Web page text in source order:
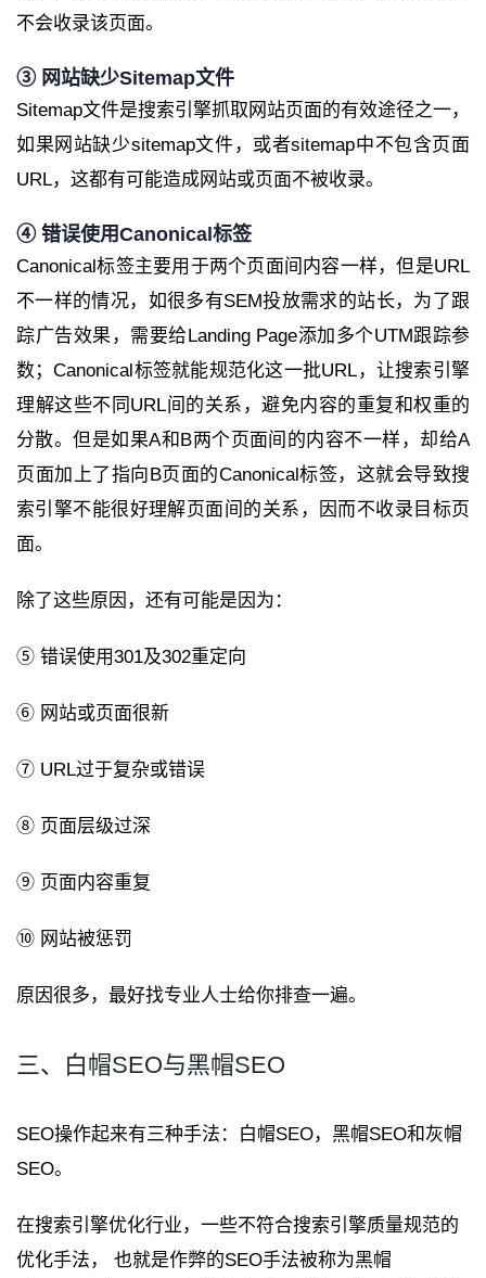
不会收录该页面。
③ 网站缺少Sitemap文件
Sitemap文件是搜索引擎抓取网站页面的有效途径之一，
如果网站缺少sitemap文件，或者sitemap中不包含页面
URL，这都有可能造成网站或页面不被收录。
④ 错误使用Canonical标签
Canonical标签主要用于两个页面间内容一样，但是URL
不一样的情况，如很多有SEM投放需求的站长，为了跟
踪广告效果，需要给Landing Page添加多个UTM跟踪参
数；Canonical标签就能规范化这一批URL，让搜索引擎
理解这些不同URL间的关系，避免内容的重复和权重的
分散。但是如果A和B两个页面间的内容不一样，却给A
页面加上了指向B页面的Canonical标签，这就会导致搜
索引擎不能很好理解页面间的关系，因而不收录目标页
面。
除了这些原因，还有可能是因为：
⑤ 错误使用301及302重定向
⑥ 网站或页面很新
⑦ URL过于复杂或错误
⑧ 页面层级过深
⑨ 页面内容重复
⑩ 网站被惩罚
原因很多，最好找专业人士给你排查一遍。
三、白帽SEO与黑帽SEO
SEO操作起来有三种手法：白帽SEO，黑帽SEO和灰帽
SEO。
在搜索引擎优化行业，一些不符合搜索引擎质量规范的
优化手法， 也就是作弊的SEO手法被称为黑帽